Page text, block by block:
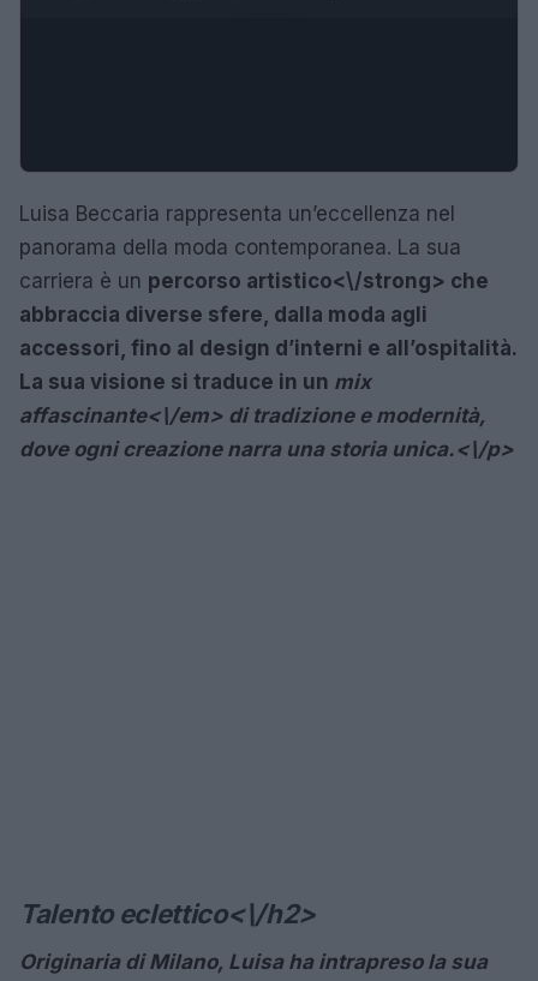
Luisa Beccaria rappresenta un’eccellenza nel
panorama della moda contemporanea. La sua
carriera è un percorso artistico<\/strong> che
abbraccia diverse sfere, dalla moda agli
accessori, fino al design d’interni e all’ospitalità.
La sua visione si traduce in un mix
affascinante<\/em> di tradizione e modernità,
dove ogni creazione narra una storia unica.<\/p>
Talento eclettico<\/h2>
Originaria di Milano, Luisa ha intrapreso la sua